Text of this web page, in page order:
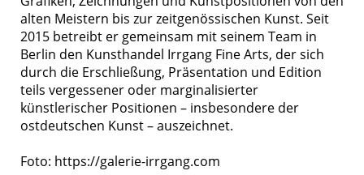
alten Meistern bis zur zeitgenössischen Kunst. Seit
2015 betreibt er gemeinsam mit seinem Team in
Berlin den Kunsthandel Irrgang Fine Arts, der sich
durch die Erschließung, Präsentation und Edition
teils vergessener oder marginalisierter
künstlerischer Positionen – insbesondere der
ostdeutschen Kunst – auszeichnet.
Foto: https://galerie-irrgang.com